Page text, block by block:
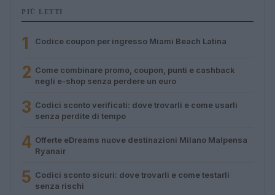
PIÙ LETTI
1 Codice coupon per ingresso Miami Beach Latina
2 Come combinare promo, coupon, punti e cashback
negli e-shop senza perdere un euro
3 Codici sconto verificati: dove trovarli e come usarli
senza perdite di tempo
4 Offerte eDreams nuove destinazioni Milano Malpensa
Ryanair
5 Codici sconto sicuri: dove trovarli e come testarli
senza rischi